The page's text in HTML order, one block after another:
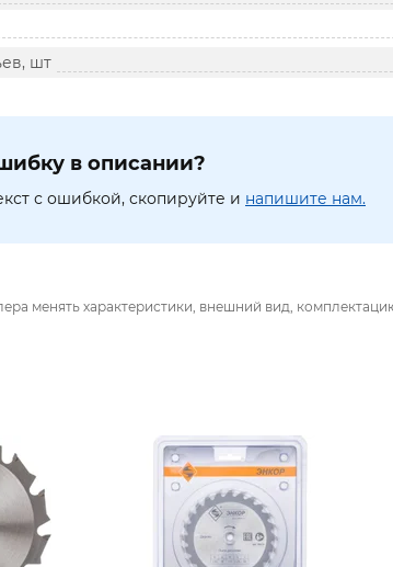
шт
в описании?
с ошибкой, скопируйте и напишите нам.
менять характеристики, внешний вид,